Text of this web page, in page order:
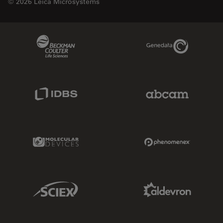
Genedata Link
Molecular Devices Link
Sciex Link